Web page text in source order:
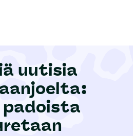
uutisia
padoista